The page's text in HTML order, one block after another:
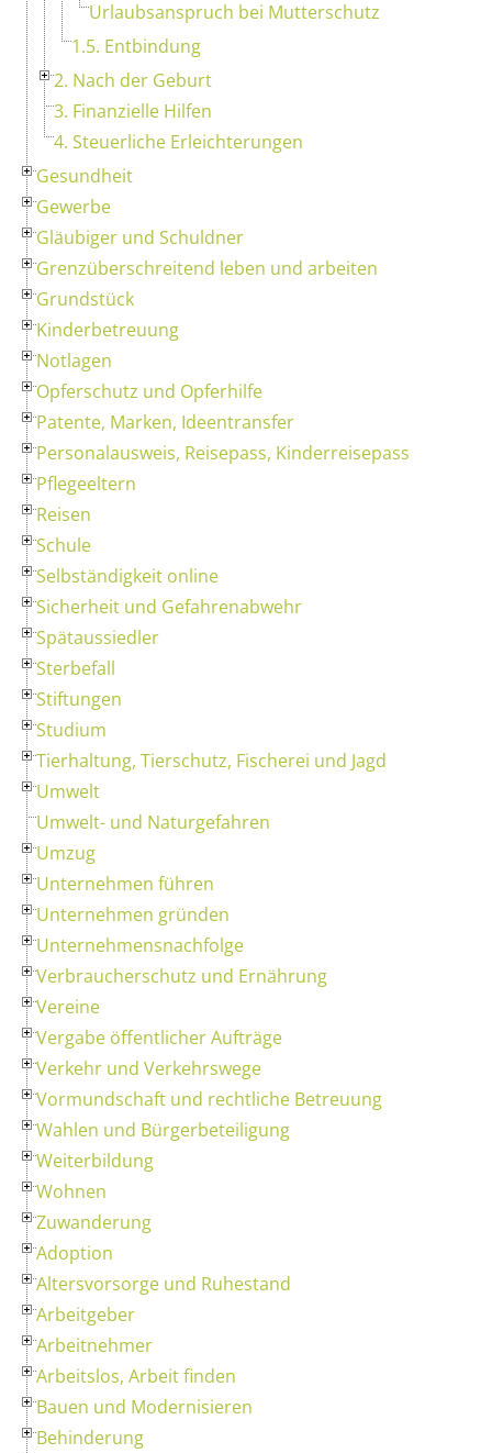
Urlaubsanspruch bei Mutterschutz
1.5. Entbindung
2. Nach der Geburt
3. Finanzielle Hilfen
4. Steuerliche Erleichterungen
Gesundheit
Gewerbe
Gläubiger und Schuldner
Grenzüberschreitend leben und arbeiten
Grundstück
Kinderbetreuung
Notlagen
Opferschutz und Opferhilfe
Patente, Marken, Ideentransfer
Personalausweis, Reisepass, Kinderreisepass
Pflegeeltern
Reisen
Schule
Selbständigkeit online
Sicherheit und Gefahrenabwehr
Spätaussiedler
Sterbefall
Stiftungen
Studium
Tierhaltung, Tierschutz, Fischerei und Jagd
Umwelt
Umwelt- und Naturgefahren
Umzug
Unternehmen führen
Unternehmen gründen
Unternehmensnachfolge
Verbraucherschutz und Ernährung
Vereine
Vergabe öffentlicher Aufträge
Verkehr und Verkehrswege
Vormundschaft und rechtliche Betreuung
Wahlen und Bürgerbeteiligung
Weiterbildung
Wohnen
Zuwanderung
Adoption
Altersvorsorge und Ruhestand
Arbeitgeber
Arbeitnehmer
Arbeitslos, Arbeit finden
Bauen und Modernisieren
Behinderung